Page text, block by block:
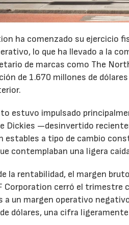
ha comenzado su ejercicio
lo que ha llevado a la
de marcas como The
de 1.670 millones de
estuvo impulsado
Dickies —desinvertido
estables a tipo de cambio
contemplaban una ligera
la rentabilidad, el margen
Corporation cerró el trimestre
a un margen operativo
dólares, una cifra